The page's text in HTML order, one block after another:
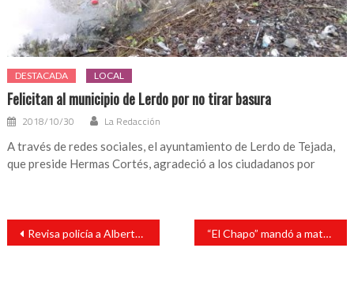
DESTACADA LOCAL
Felicitan al municipio de Lerdo por no tirar basura
2018/10/30 La Redacción
A través de redes sociales, el ayuntamiento de Lerdo de Tejada,
que preside Hermas Cortés, agradeció a los ciudadanos por
Navegación
entradas
Revisa policía a Alberto Silva tras protagonizar pelea en Cuba “El Chapo” mandó a matar a rivales, revela el “El Rey” Zambada